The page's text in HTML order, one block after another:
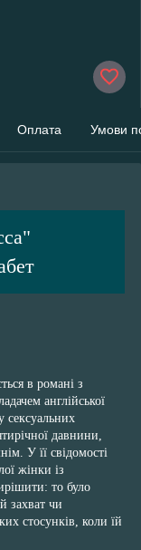
Оплата Умови
в романі з
англійської
сексуальних
давнини,
У її свідомості
жінки із
то було
захват чи
стосунків, коли їй